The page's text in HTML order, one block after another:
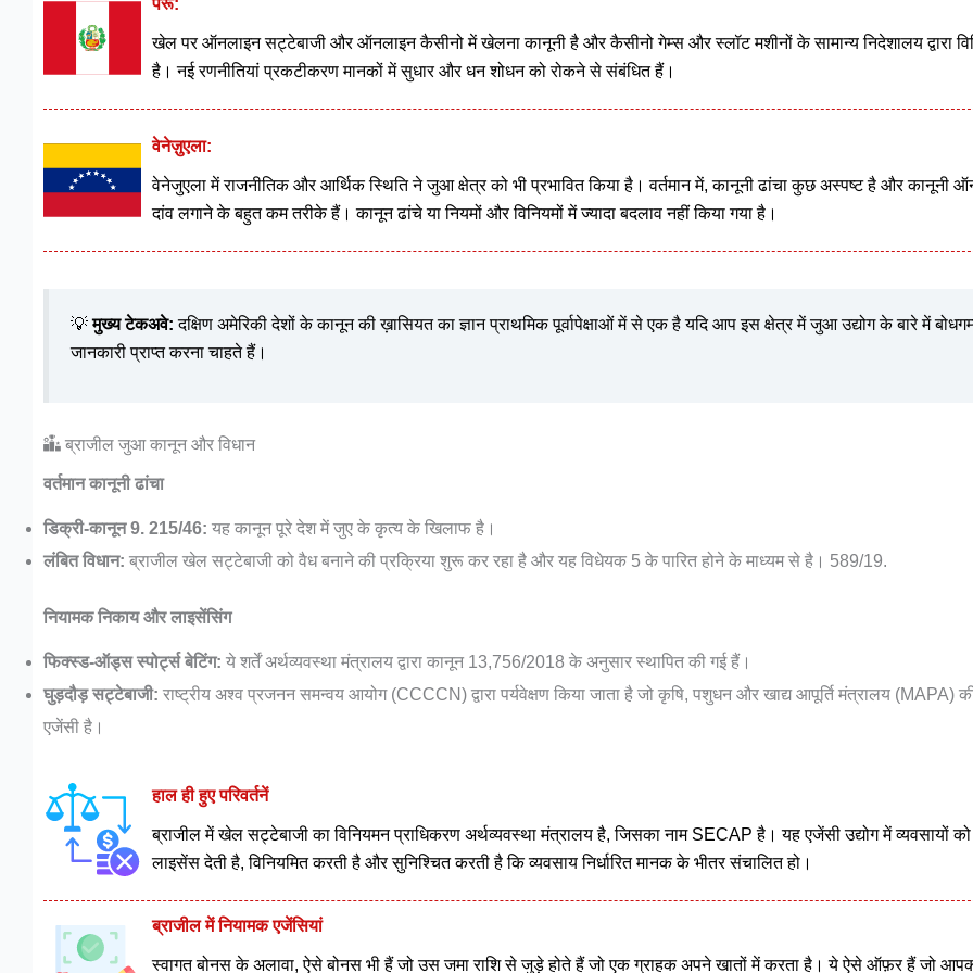
पेरू:
खेल पर ऑनलाइन सट्टेबाजी और ऑनलाइन कैसीनो में खेलना कानूनी है और कैसीनो गेम्स और स्लॉट मशीनों के सामान्य निदेशालय द्वारा
है। नई रणनीतियां प्रकटीकरण मानकों में सुधार और धन शोधन को रोकने से संबंधित हैं।
वेनेज़ुएला:
वेनेजुएला में राजनीतिक और आर्थिक स्थिति ने जुआ क्षेत्र को भी प्रभावित किया है। वर्तमान में, कानूनी ढांचा कुछ अस्पष्ट है और कानूनी
दांव लगाने के बहुत कम तरीके हैं। कानून ढांचे या नियमों और विनियमों में ज्यादा बदलाव नहीं किया गया है।
💡मुख्य टेकअवे: दक्षिण अमेरिकी देशों के कानून की ख़ासियत का ज्ञान प्राथमिक पूर्वापेक्षाओं में से एक है यदि आप इस क्षेत्र में जुआ उद्योग के बारे में
जानकारी प्राप्त करना चाहते हैं।
ब्राजील जुआ कानून और विधान
वर्तमान कानूनी ढांचा
डिक्री-कानून 9. 215/46: यह कानून पूरे देश में जुए के कृत्य के खिलाफ है।
लंबित विधान: ब्राजील खेल सट्टेबाजी को वैध बनाने की प्रक्रिया शुरू कर रहा है और यह विधेयक 5 के पारित होने के माध्यम से है। 589/19.
नियामक निकाय और लाइसेंसिंग
फिक्स्ड-ऑड्स स्पोर्ट्स बेटिंग: ये शर्तें अर्थव्यवस्था मंत्रालय द्वारा कानून 13,756/2018 के अनुसार स्थापित की गई हैं।
घुड़दौड़ सट्टेबाजी: राष्ट्रीय अश्व प्रजनन समन्वय आयोग (CCCCN) द्वारा पर्यवेक्षण किया जाता है जो कृषि, पशुधन और खाद्य आपूर्ति मंत्रालय (MAPA)
एजेंसी है।
हाल ही हुए परिवर्तनें
ब्राजील में खेल सट्टेबाजी का विनियमन प्राधिकरण अर्थव्यवस्था मंत्रालय है, जिसका नाम SECAP है। यह एजेंसी उद्योग में व्यवसायों को
लाइसेंस देती है, विनियमित करती है और सुनिश्चित करती है कि व्यवसाय निर्धारित मानक के भीतर संचालित हो।
ब्राजील में नियामक एजेंसियां
स्वागत बोनस के अलावा, ऐसे बोनस भी हैं जो उस जमा राशि से जुड़े होते हैं जो एक ग्राहक अपने खातों में करता है। ये ऐसे ऑफ़र हैं जो